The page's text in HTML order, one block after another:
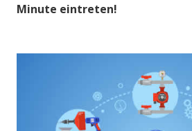
Minute eintreten!